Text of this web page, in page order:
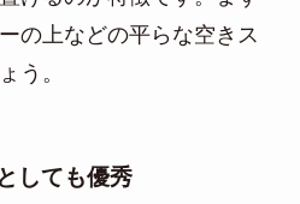
の上などの平らな空きス
う。
しても優秀